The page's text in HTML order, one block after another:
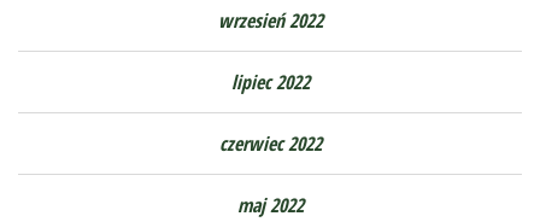
wrzesień 2022
lipiec 2022
czerwiec 2022
maj 2022